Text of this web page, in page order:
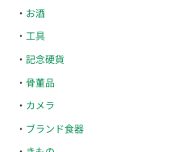
お酒
工具
記念硬貨
骨董品
カメラ
ブランド食器